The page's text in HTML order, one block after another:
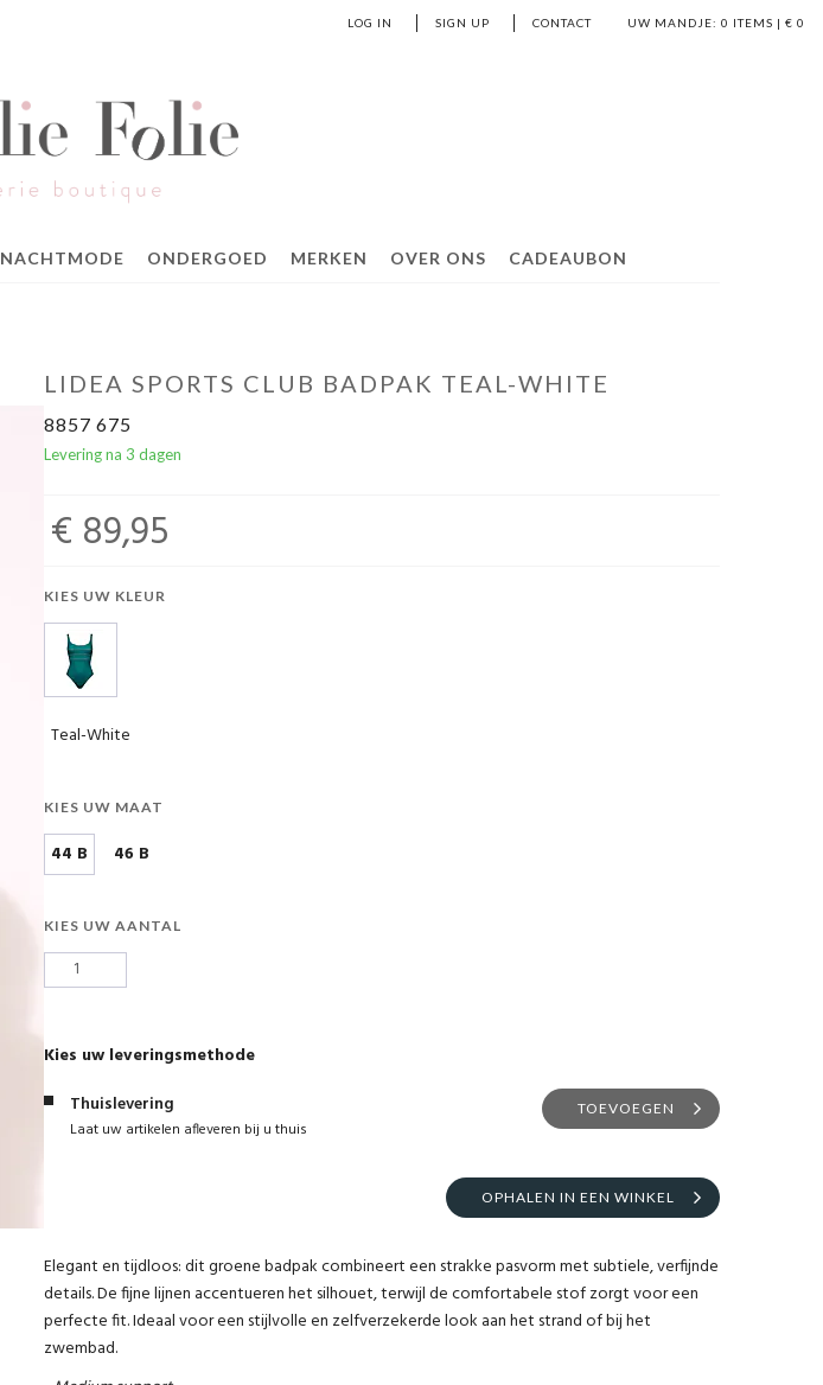
UW MANDJE: 0 ITEMS | € 0
LOG IN SIGN UP CONTACT
NACHTMODE ONDERGOED MERKEN OVER ONS CADEAUBON
LIDEA SPORTS CLUB BADPAK TEAL-WHITE
8857 675
Levering na 3 dagen
€ 89,95
KIES UW KLEUR
Teal-White
KIES UW MAAT
44 B 46 B
KIES UW AANTAL
Kies uw leveringsmethode
Thuislevering
Laat uw artikelen afleveren bij u thuis
TOEVOEGEN
OPHALEN IN EEN WINKEL
Elegant en tijdloos: dit groene badpak combineert een strakke pasvorm met subtiele, verfijnde
details. De fijne lijnen accentueren het silhouet, terwijl de comfortabele stof zorgt voor een
perfecte fit. Ideaal voor een stijlvolle en zelfverzekerde look aan het strand of bij het
zwembad.